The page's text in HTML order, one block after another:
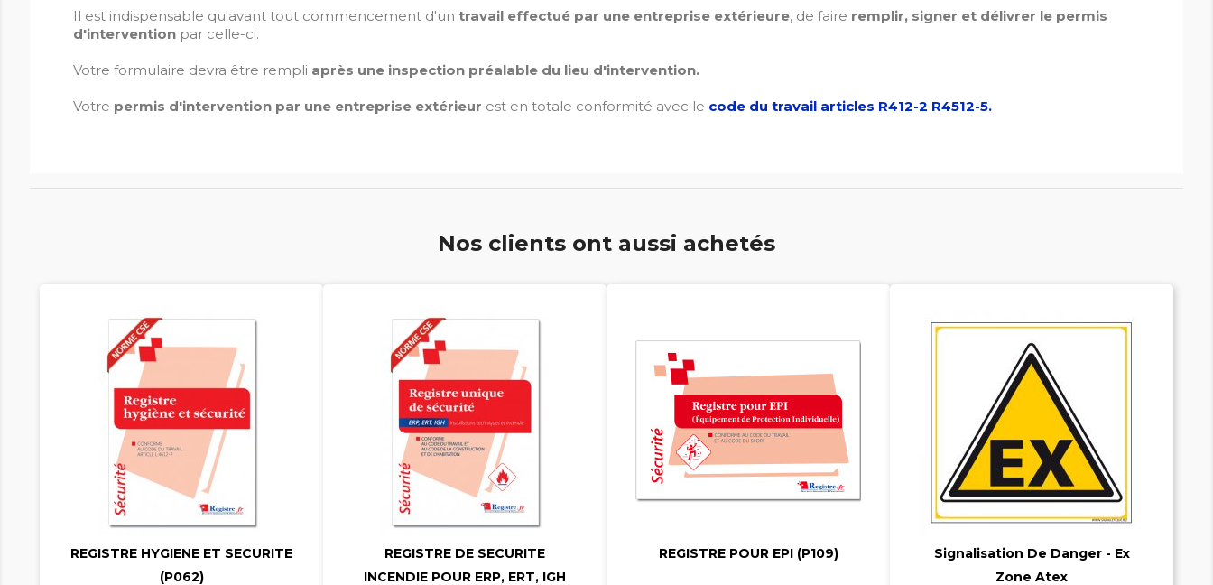
Il est indispensable qu'avant tout commencement d'un travail effectué par une entreprise extérieure, de faire remplir, signer et délivrer le permis
d'intervention par celle-ci.
Votre formulaire devra être rempli après une inspection préalable du lieu d'intervention.
Votre permis d'intervention par une entreprise extérieur est en totale conformité avec le code du travail articles R412-2 R4512-5.
Nos clients ont aussi achetés

REGISTRE HYGIENE ET SECURITE
(P062)


REGISTRE DE SECURITE
INCENDIE POUR ERP, ERT, IGH
REGISTRE POUR EPI (P109)

Signalisation De Danger - Ex
Zone Atex